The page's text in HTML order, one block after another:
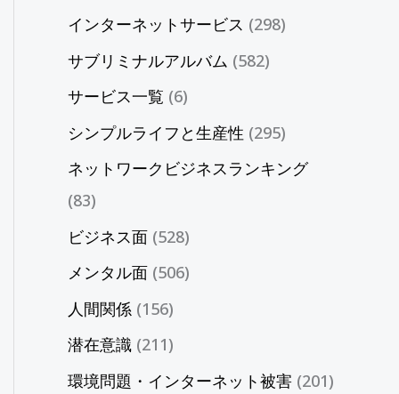
インターネットサービス (298)
サブリミナルアルバム (582)
サービス一覧 (6)
シンプルライフと生産性 (295)
ネットワークビジネスランキング
(83)
ビジネス面 (528)
メンタル面 (506)
人間関係 (156)
潜在意識 (211)
環境問題・インターネット被害 (201)